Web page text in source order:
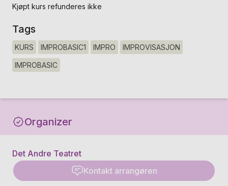
Kjøpt kurs refunderes ikke
Tags
KURS IMPROBASIC1 IMPRO IMPROVISASJON
IMPROBASIC
Organizer
Det Andre Teatret
Kontakt arrangøren